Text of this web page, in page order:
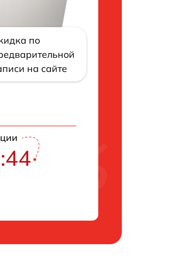
по
на сайте